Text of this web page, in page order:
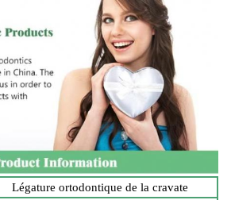
Légature ortodontique de la cravate